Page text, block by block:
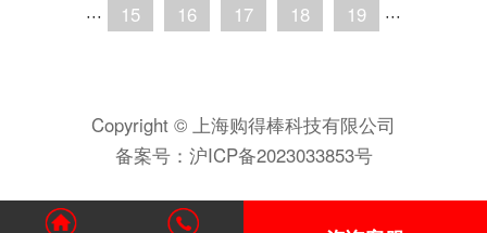
··· 15 16 17 18 19 ···
Copyright © 上海购得棒科技有限公司
备案号： 沪ICP备2023033853号